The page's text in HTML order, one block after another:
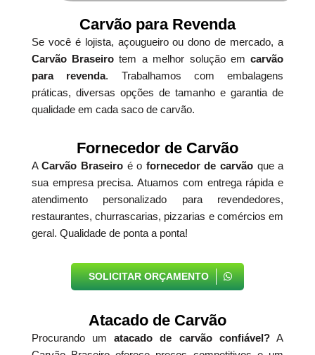
Carvão para Revenda
Se você é lojista, açougueiro ou dono de mercado, a
Carvão Braseiro tem a melhor solução emcarvão
para revenda. Trabalhamos com embalagens
práticas, diversas opções de tamanho e garantia de
qualidade em cada saco de carvão.
Fornecedor de Carvão
ACarvão Braseiro é o fornecedor de carvão que a
sua empresa precisa. Atuamos com entrega rápida e
atendimento personalizado para revendedores,
restaurantes, churrascarias, pizzarias e comércios em
geral. Qualidade de ponta a ponta!
SOLICITAR ORÇAMENTO
Atacado de Carvão
Procurando umatacado de carvão confiável?A